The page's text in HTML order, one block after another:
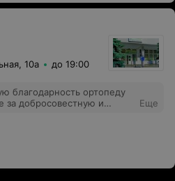
10а до 19:00
благодарность ортопеду
за добросовестную и
Кириченко Людмиле
отношение к своему
и успехов.
Еще